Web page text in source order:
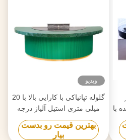
با
ویدیو
گلوله تپانیاکی با کارایی بالا با 20
میلی متری استیل آلیاژ درجه
غذایی و گرمایش هوشمند
بهترین قیمت رو بدست
بیار